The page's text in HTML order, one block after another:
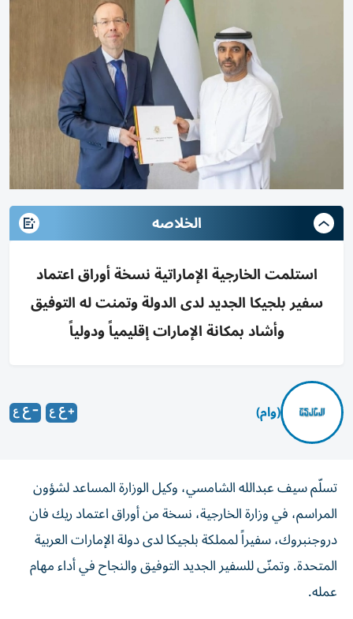
الخلاصه
استلمت الخارجية الإماراتية نسخة أوراق اعتماد
سفير بلجيكا الجديد لدى الدولة وتمنت له التوفيق
وأشاد بمكانة الإمارات إقليمياً ودولياً
(وام)
تسلّم سيف عبدالله الشامسي، وكيل الوزارة المساعد لشؤون
المراسم، في وزارة الخارجية، نسخة من أوراق اعتماد ريك فان
دروجنبروك، سفيراً لمملكة بلجيكا لدى دولة الإمارات العربية
المتحدة. وتمنّى للسفير الجديد التوفيق والنجاح في أداء مهام
عمله.